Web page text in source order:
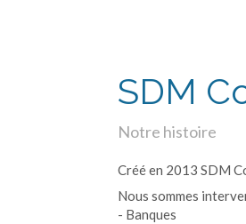
SDM
Notre histoire
Créé en 2013 SDM
Nous sommes
- Banques